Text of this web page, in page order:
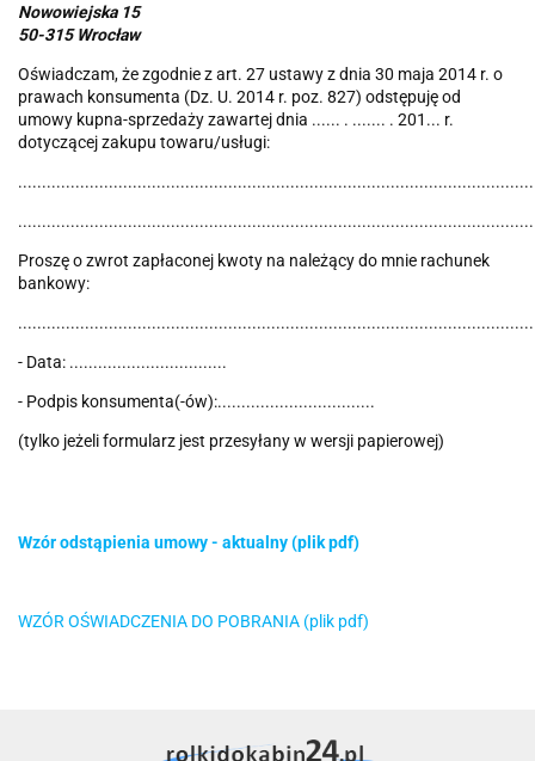
Nowowiejska 15
50-315 Wrocław
Oświadczam, że zgodnie z art. 27 ustawy z dnia 30 maja 2014 r. o
prawach konsumenta (Dz. U. 2014 r. poz. 827) odstępuję od
umowy kupna-sprzedaży zawartej dnia ...... . ....... . 201... r.
dotyczącej zakupu towaru/usługi:
Proszę o zwrot zapłaconej kwoty na należący do mnie rachunek
bankowy:
- Data: .................................
- Podpis konsumenta(-ów):.................................
(tylko jeżeli formularz jest przesyłany w wersji papierowej)
Wzór odstąpienia umowy - aktualny (plik pdf)
WZÓR OŚWIADCZENIA DO POBRANIA (plik pdf)